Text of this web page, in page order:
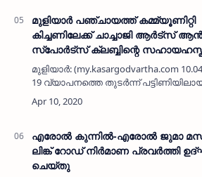
മുളിയാര്‍ പഞ്ചായത്ത് കമ്മ്യൂണിറ്റി
കിച്ചണിലേക്ക് ചാച്ചാജി ആര്‍ട്‌സ്
സ്‌പോര്‍ട്‌സ് ക്ലബ്ബിന്റെ
മുളിയാര്‍: (my.kasargodvartha.com
19 വ്യാപനത്തെ തുടര്‍ന്ന്
കുടുംബങ്ങളെ സഹായിക്കാന്‍ സര്‍ക്കാര്‍
ആരംഭിച്ച പഞ്ചായത്ത് തല കമ്മ്യൂണിറ്റ…
എരോല്‍ കുന്നില്‍-എരോല്‍ ജുമാ മസ്ജിദ്
ലിങ്ക് റോഡ് നിര്‍മാണ പ്രവര്‍ത്തി ഉദ്ഘാടനം
ചെയ്തു